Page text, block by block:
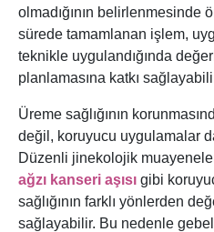
olmadığının belirlenmesinde
sürede tamamlanan işlem,
teknikle uygulandığında
planlamasına katkı
Üreme sağlığının
değil, koruyucu uygulamalar
Düzenli jinekolojik
ağzı kanseri aşısı gibi
sağlığının farklı yönlerden
sağlayabilir. Bu nedenle